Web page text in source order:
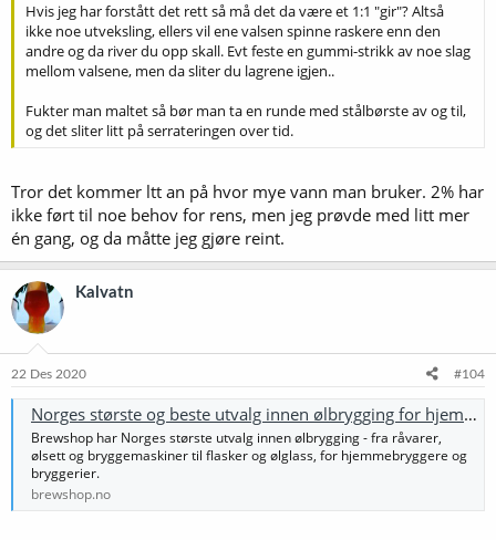
Hvis jeg har forstått det rett så må det da være et 1:1 "gir"? Altså
ikke noe utveksling, ellers vil ene valsen spinne raskere enn den
andre og da river du opp skall. Evt feste en gummi-strikk av noe slag
mellom valsene, men da sliter du lagrene igjen..
Fukter man maltet så bør man ta en runde med stålbørste av og til,
og det sliter litt på serrateringen over tid.
Tror det kommer ltt an på hvor mye vann man bruker. 2% har
ikke ført til noe behov for rens, men jeg prøvde med litt mer
én gang, og da måtte jeg gjøre reint.
Kalvatn
22 Des 2020 #104
Norges største og beste utvalg innen ølbrygging for hjemmebrygg og bryggerier
Brewshop har Norges største utvalg innen ølbrygging - fra råvarer,
ølsett og bryggemaskiner til flasker og ølglass, for hjemmebryggere og
bryggerier.
brewshop.no